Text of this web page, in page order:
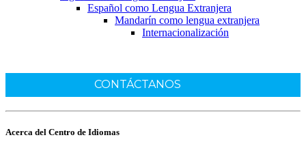
Español como Lengua Extranjera
Mandarín como lengua extranjera
Internacionalización
CONTÁCTANOS
Acerca del Centro de Idiomas